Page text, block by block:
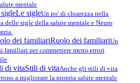
mentale
Le sigleUn po' di chiarezza nella
delle sigle della salute mentale e Neuro
Ruolo dei familiariUn
familiari per commettere meno errori
Stili di vitaAnche gli stili di vita
a migliorare la propria salute mentale